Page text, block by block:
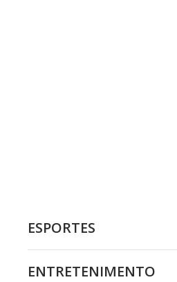
ESPORTES
ENTRETENIMENTO